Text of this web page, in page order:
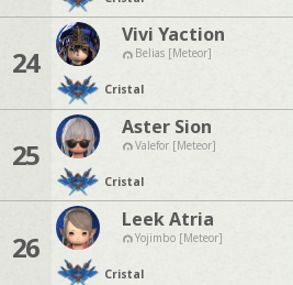
24
Vivi Yaction
Belias [Meteor]
Cristal
25
Aster Sion
Valefor [Meteor]
Cristal
26
Leek Atria
Yojimbo [Meteor]
Cristal